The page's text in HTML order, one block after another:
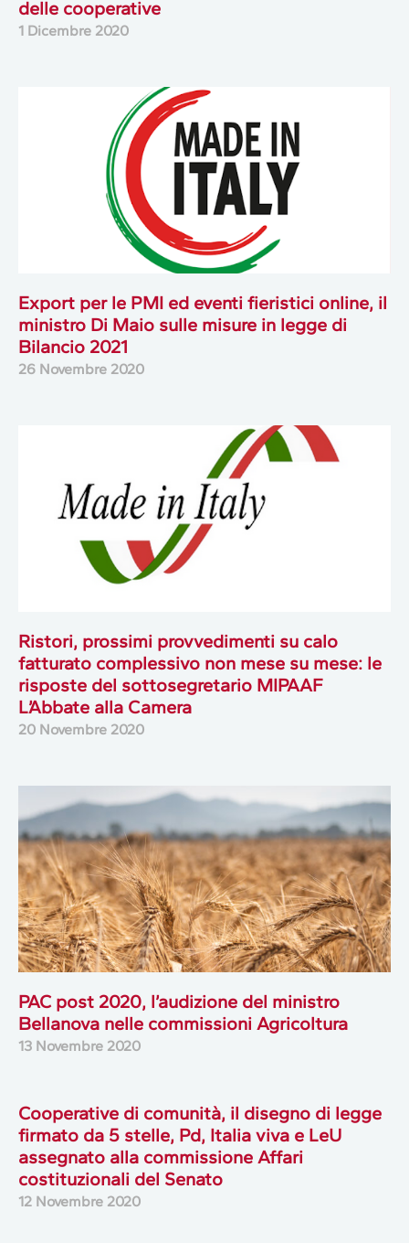
delle cooperative
1 Dicembre 2020
Export per le PMI ed eventi fieristici online, il
ministro Di Maio sulle misure in legge di
Bilancio 2021
26 Novembre 2020
Ristori, prossimi provvedimenti su calo
fatturato complessivo non mese su mese: le
risposte del sottosegretario MIPAAF
L’Abbate alla Camera
20 Novembre 2020
PAC post 2020, l’audizione del ministro
Bellanova nelle commissioni Agricoltura
13 Novembre 2020
Cooperative di comunità, il disegno di legge
firmato da 5 stelle, Pd, Italia viva e LeU
assegnato alla commissione Affari
costituzionali del Senato
12 Novembre 2020